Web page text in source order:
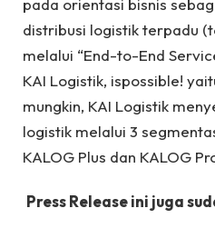
pada orientasi bisnis
distribusi logistik terpadu
melalui “End-to-End
KAI Logistik, ispossible!
mungkin, KAI Logistik
logistik melalui 3
KALOG Plus dan KALOG
Press Release ini juga